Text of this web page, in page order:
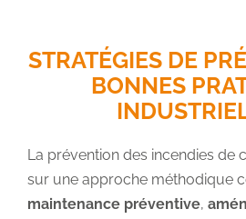
STRATÉGIES DE
BONNES
La prévention des incendies de
sur une approche méthodique
maintenance préventive,